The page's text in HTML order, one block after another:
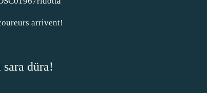
arrivent!
sara düra!